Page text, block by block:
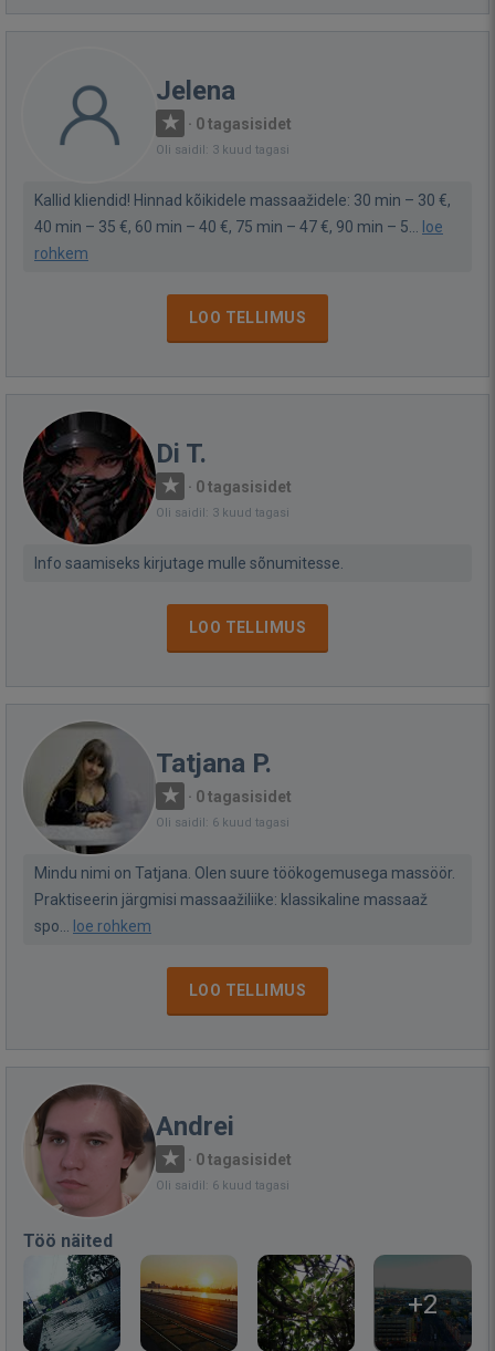
Jelena
· 0 tagasisidet
Oli saidil: 3 kuud tagasi
Kallid kliendid! Hinnad kõikidele massaažidele: 30 min – 30 €,
40 min – 35 €, 60 min – 40 €, 75 min – 47 €, 90 min – 5...
loe
rohkem
LOO TELLIMUS
Di T.
· 0 tagasisidet
Oli saidil: 3 kuud tagasi
Info saamiseks kirjutage mulle sõnumitesse.
LOO TELLIMUS
Tatjana P.
· 0 tagasisidet
Oli saidil: 6 kuud tagasi
Mindu nimi on Tatjana. Olen suure töökogemusega massöör.
Praktiseerin järgmisi massaažiliike: klassikaline massaaž
spo...
loe rohkem
LOO TELLIMUS
Andrei
· 0 tagasisidet
Oli saidil: 6 kuud tagasi
Töö näited
+2